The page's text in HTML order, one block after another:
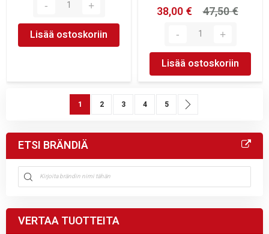
Lisää ostoskoriin
38,00 €
47,50 €
Lisää ostoskoriin
SivuYou're currently reading page
1 Sivu
2 Sivu
3 Sivu
4 Sivu
5
ETSI BRÄNDIÄ
VERTAA TUOTTEITA